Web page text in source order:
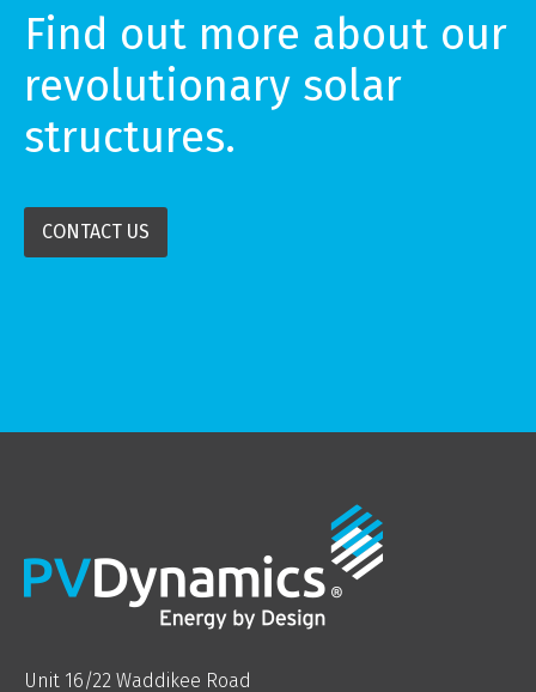
Find out more about our
revolutionary solar
structures.
CONTACT US
Unit 16/22 Waddikee Road